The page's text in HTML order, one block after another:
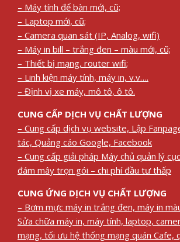
– Máy tính để bàn mới, cũ;
– Laptop mới, cũ;
– Camera quan sát (IP, Analog, wifi)
– Máy in bill – trắng đen – màu mới, cũ;
– Thiết bị mạng, router wifi;
– Linh kiện máy tính, máy in, v.v….
– Định vị xe máy, mô tô, ô tô.
CUNG CẤP DỊCH VỤ CHẤT LƯỢNG
– Cung cấp dịch vụ website, Lập
tác, Quảng cáo Google, Facebook
– Cung cấp giải pháp Máy chủ quản lý
đám mây trọn gói – chi phí đầu tư thấp
CUNG ỨNG DỊCH VỤ CHẤT LƯỢNG
– Bơm mực máy in trắng đen, máy in
Sửa chữa máy in, máy tính, laptop,
mạng, tối ưu hệ thống mạng quán Cafe,